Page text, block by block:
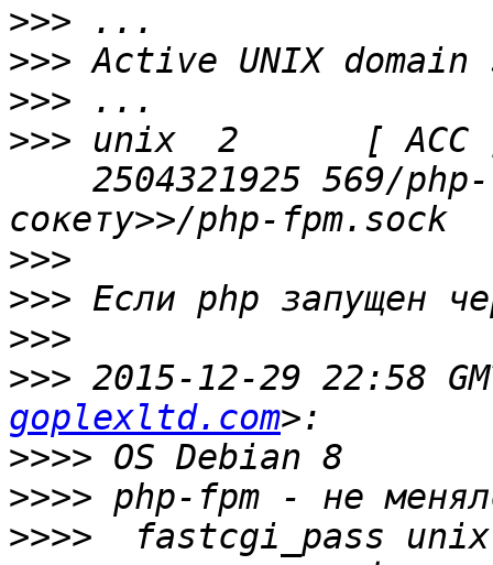
>>>
>>>
>>>
>>> unix  2      [ ACC ]
2504321925 569/
>>>
>>>
>>>
>>> 2015-12-29 22:58
goplexltd.com
>>>>
>>>>
>>>> fastcgi_pass